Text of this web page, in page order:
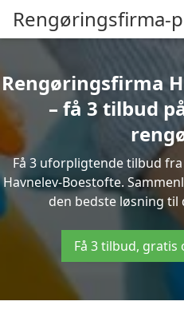
Rengøringsfirma-
Rengøringsfirma
– få 3 tilbud
Få 3 uforpligtende tilbud
Havnelev-Boestofte.
den bedste løsning
Få 3 tilbud,